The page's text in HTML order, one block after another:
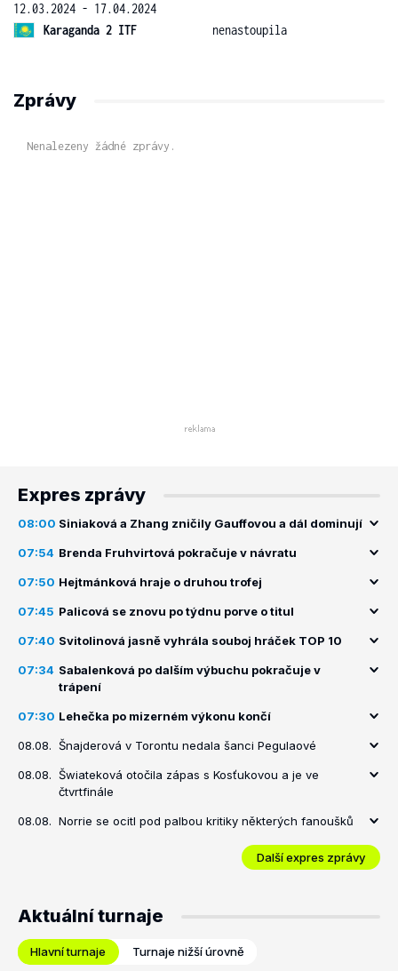
12.03.2024 - 17.04.2024
Karaganda 2 ITF
nenastoupila
Zprávy
Nenalezeny žádné zprávy.
Expres zprávy
08:00 Siniaková a Zhang zničily Gauffovou a dál dominují
07:54 Brenda Fruhvirtová pokračuje v návratu
07:50 Hejtmánková hraje o druhou trofej
07:45 Palicová se znovu po týdnu porve o titul
07:40 Svitolinová jasně vyhrála souboj hráček TOP 10
07:34 Sabalenková po dalším výbuchu pokračuje v
trápení
07:30 Lehečka po mizerném výkonu končí
08.08. Šnajderová v Torontu nedala šanci Pegulaové
08.08. Šwiateková otočila zápas s Kosťukovou a je ve
čtvrtfinále
08.08. Norrie se ocitl pod palbou kritiky některých fanoušků
Další expres zprávy
Aktuální turnaje
Hlavní turnaje Turnaje nižší úrovně